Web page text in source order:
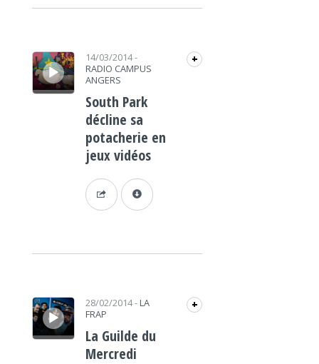
Lecteur audio 14/03/2014-
RADIO CAMPUS
ANGERS
+
South Park
décline sa
potacherie en
jeux vidéos
Lecteur audio 28/02/2014- LA
FRAP
+
La Guilde du
Mercredi